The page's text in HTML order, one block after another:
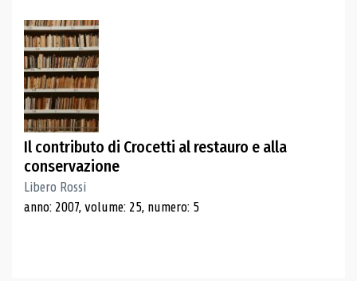
Il contributo di Crocetti al restauro e alla
conservazione
Libero Rossi
anno: 2007, volume: 25, numero: 5